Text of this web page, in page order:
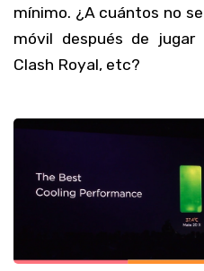
mínimo. ¿A cuántos no
móvil después de jugar
Clash Royal, etc?